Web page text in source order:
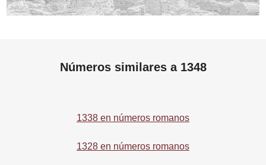
Números similares a 1348
1338 en números romanos
1328 en números romanos